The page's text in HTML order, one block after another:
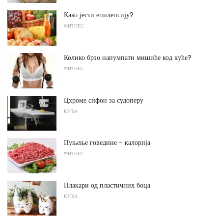
Како јести епилепсију?
ФИТНЕС
Колико брзо напумпати мишиће код куће?
ФИТНЕС
Цхроме сифон за судоперу
КУЋА
Пуњење говедине - калорија
ФИТНЕС
Плакари од пластичних боца
КУЋА